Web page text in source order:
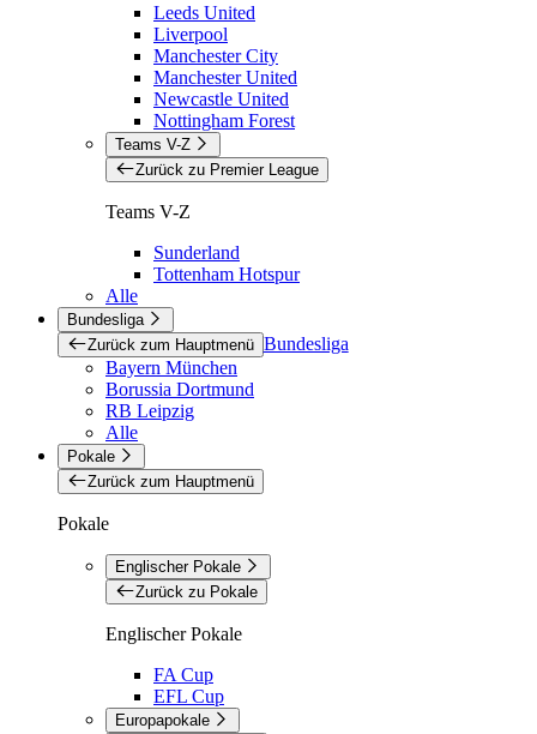
Leeds United
Liverpool
Manchester City
Manchester United
Newcastle United
Nottingham Forest
Teams V-Z
Zurück zu Premier League
Teams V-Z
Sunderland
Tottenham Hotspur
Alle
Bundesliga
Zurück zum Hauptmenü Bundesliga
Bayern München
Borussia Dortmund
RB Leipzig
Alle
Pokale
Zurück zum Hauptmenü
Pokale
Englischer Pokale
Zurück zu Pokale
Englischer Pokale
FA Cup
EFL Cup
Europapokale